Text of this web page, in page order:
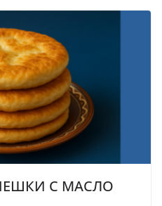
С МАСЛО